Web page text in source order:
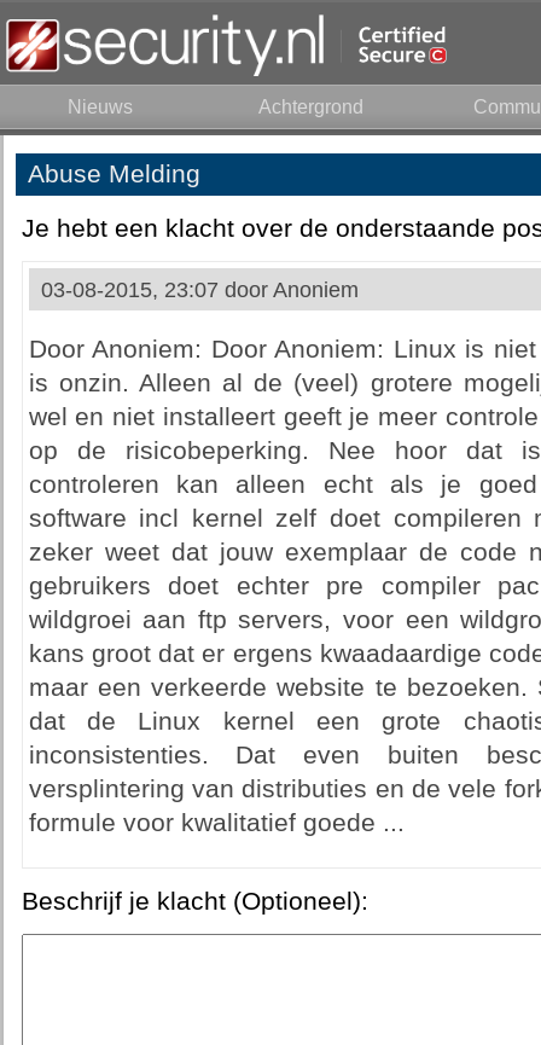
Nieuws Achtergrond
Abuse Melding
Je hebt een klacht over de onderstaande
03-08-2015, 23:07 door Anoniem
Door Anoniem: Door Anoniem: Linux is
is onzin. Alleen al de (veel) grotere
wel en niet installeert geeft je meer
op de risicobeperking. Nee hoor dat
controleren kan alleen echt als je
software incl kernel zelf doet compileren
zeker weet dat jouw exemplaar de code
gebruikers doet echter pre compiler
wildgroei aan ftp servers, voor een
kans groot dat er ergens kwaadaardige
maar een verkeerde website te
dat de Linux kernel een grote
inconsistenties. Dat even buiten
versplintering van distributies en de vele
formule voor kwalitatief goede ...
Beschrijf je klacht (Optioneel):